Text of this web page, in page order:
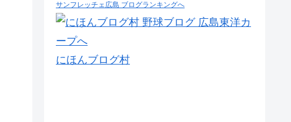
サンフレッチェ広島 ブログランキングへ
にほんブログ村